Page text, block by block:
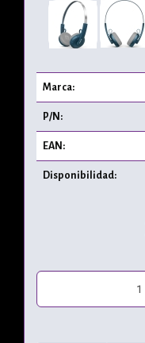
Marca:
P/N:
EAN:
Disponibilidad: